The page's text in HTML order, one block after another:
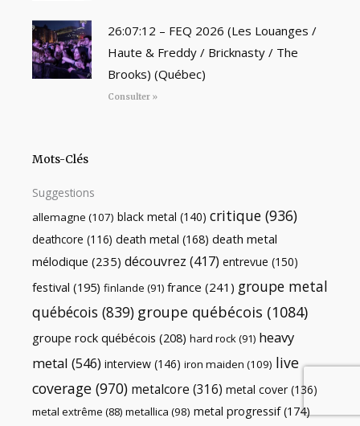
26:07:12 – FEQ 2026 (Les Louanges /
Haute & Freddy / Bricknasty / The
Brooks) (Québec)
Consulter »
Mots-Clés
Suggestions
allemagne (107) black metal (140) critique (936)
deathcore (116) death metal (168) death metal
mélodique (235) découvrez (417) entrevue (150)
festival (195) finlande (91) france (241) groupe metal
québécois (839) groupe québécois (1084)
groupe rock québécois (208) hard rock(91) heavy
metal (546) interview (146) iron maiden (109) live
coverage (970) metalcore (316) metal cover (136)
metal extrême (88) metallica (98) metal progressif(174)